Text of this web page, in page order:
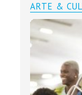
ARTE &